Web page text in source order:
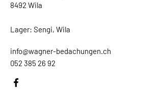
8492 Wila
Lager: Sengi, Wila
info@wagner-bedachungen.ch
052 385 26 92